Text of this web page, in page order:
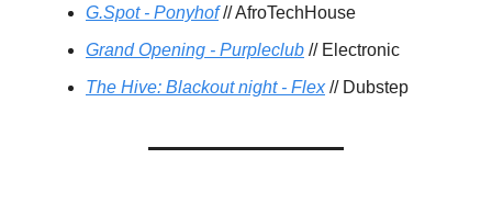
G.Spot - Ponyhof// AfroTechHouse
Grand Opening - Purpleclub // Electronic
The Hive: Blackout night - Flex// Dubstep